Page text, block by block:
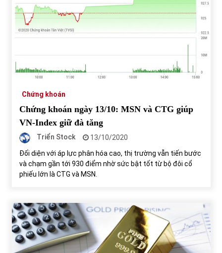
Chứng khoán
Chứng khoán ngày 13/10: MSN và CTG giúp
VN-Index giữ đà tăng
Triển Stock
13/10/2020
Đối diện với áp lực phân hóa cao, thị trường vẫn tiến bước
và chạm gần tới 930 điểm nhờ sức bật tốt từ bộ đôi cổ
phiếu lớn là CTG và MSN.